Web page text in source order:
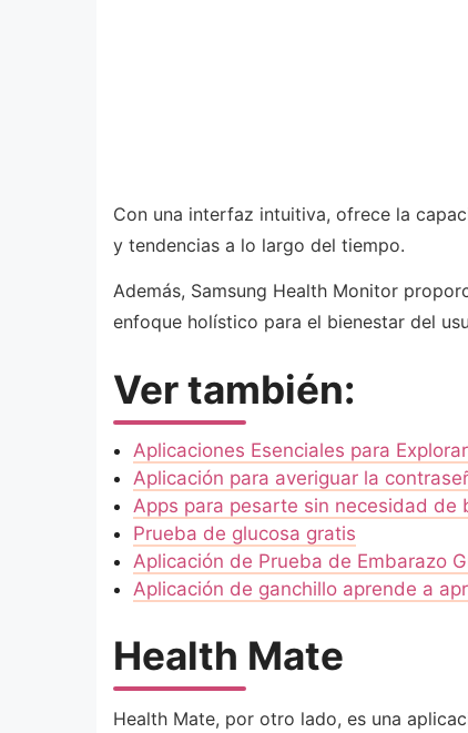
Con una interfaz intuitiva, ofrece la
y tendencias a lo largo del tiempo.
Además, Samsung Health Monitor
enfoque holístico para el bienestar del
Ver también:
Aplicaciones Esenciales para
Aplicación para averiguar la
Apps para pesarte sin necesidad de
Prueba de glucosa gratis
Aplicación de Prueba de Embarazo
Aplicación de ganchillo aprende a
Health Mate
Health Mate, por otro lado, es una